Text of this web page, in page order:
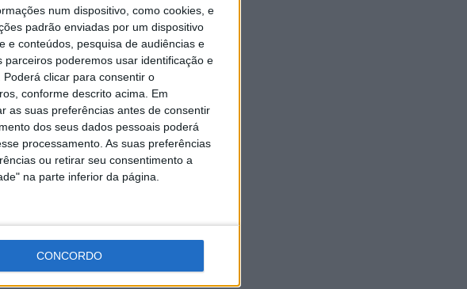
num dispositivo, como cookies, e
padrão enviadas por um dispositivo
e conteúdos, pesquisa de audiências e
poderemos usar identificação e
clicar para consentir o
conforme descrito acima. Em
as suas preferências antes de consentir
dos seus dados pessoais poderá
processamento. As suas preferências
ou retirar seu consentimento a
na parte inferior da página.
CONCORDO